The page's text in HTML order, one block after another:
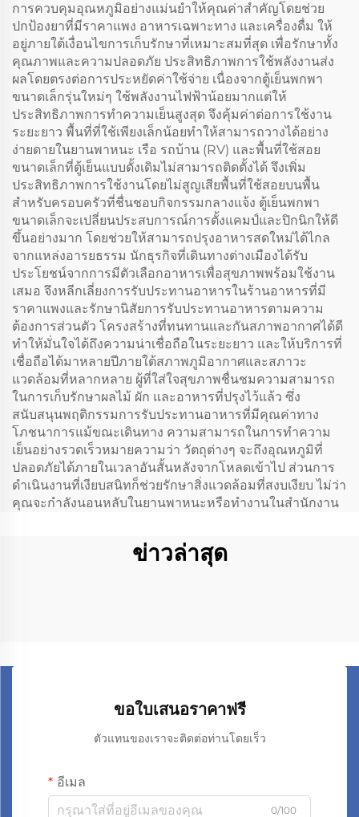
การควบคุมอุณหภูมิอย่างแม่นยำให้คุณค่าสำคัญโดยช่วย
ปกป้องยาที่มีราคาแพง อาหารเฉพาะทาง และเครื่องดื่ม ให้
อยู่ภายใต้เงื่อนไขการเก็บรักษาที่เหมาะสมที่สุด เพื่อรักษาทั้ง
คุณภาพและความปลอดภัย ประสิทธิภาพการใช้พลังงานส่ง
ผลโดยตรงต่อการประหยัดค่าใช้จ่าย เนื่องจากตู้เย็นพกพา
ขนาดเล็กรุ่นใหม่ๆ ใช้พลังงานไฟฟ้าน้อยมากแต่ให้
ประสิทธิภาพการทำความเย็นสูงสุด จึงคุ้มค่าต่อการใช้งาน
ระยะยาว พื้นที่ที่ใช้เพียงเล็กน้อยทำให้สามารถวางได้อย่าง
ง่ายดายในยานพาหนะ เรือ รถบ้าน (RV) และพื้นที่ใช้สอย
ขนาดเล็กที่ตู้เย็นแบบดั้งเดิมไม่สามารถติดตั้งได้ จึงเพิ่ม
ประสิทธิภาพการใช้งานโดยไม่สูญเสียพื้นที่ใช้สอยบนพื้น
สำหรับครอบครัวที่ชื่นชอบกิจกรรมกลางแจ้ง ตู้เย็นพกพา
ขนาดเล็กจะเปลี่ยนประสบการณ์การตั้งแคมป์และปิกนิกให้ดี
ขึ้นอย่างมาก โดยช่วยให้สามารถปรุงอาหารสดใหม่ได้ไกล
จากแหล่งอารยธรรม นักธุรกิจที่เดินทางต่างเมืองได้รับ
ประโยชน์จากการมีตัวเลือกอาหารเพื่อสุขภาพพร้อมใช้งาน
เสมอ จึงหลีกเลี่ยงการรับประทานอาหารในร้านอาหารที่มี
ราคาแพงและรักษานิสัยการรับประทานอาหารตามความ
ต้องการส่วนตัว โครงสร้างที่ทนทานและกันสภาพอากาศได้ดี
ทำให้มั่นใจได้ถึงความน่าเชื่อถือในระยะยาว และให้บริการที่
เชื่อถือได้มาหลายปีภายใต้สภาพภูมิอากาศและสภาวะ
แวดล้อมที่หลากหลาย ผู้ที่ใส่ใจสุขภาพชื่นชมความสามารถ
ในการเก็บรักษาผลไม้ ผัก และอาหารที่ปรุงไว้แล้ว ซึ่ง
สนับสนุนพฤติกรรมการรับประทานอาหารที่มีคุณค่าทาง
โภชนาการแม้ขณะเดินทาง ความสามารถในการทำความ
เย็นอย่างรวดเร็วหมายความว่า วัตถุต่างๆ จะถึงอุณหภูมิที่
ปลอดภัยได้ภายในเวลาอันสั้นหลังจากโหลดเข้าไป ส่วนการ
ดำเนินงานที่เงียบสนิทก็ช่วยรักษาสิ่งแวดล้อมที่สงบเงียบ ไม่ว่า
คุณจะกำลังนอนหลับในยานพาหนะหรือทำงานในสำนักงาน
ข่าวล่าสุด
ขอใบเสนอราคาฟรี
ตัวแทนของเราจะติดต่อท่านโดยเร็ว
อีเมล
0/100